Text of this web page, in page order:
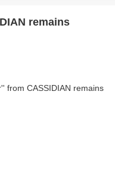
remains